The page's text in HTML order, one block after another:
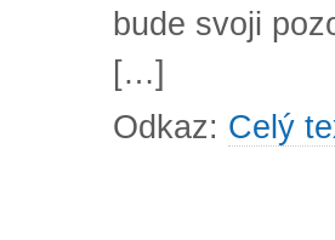
bude svoji
[…]
Odkaz: Celý